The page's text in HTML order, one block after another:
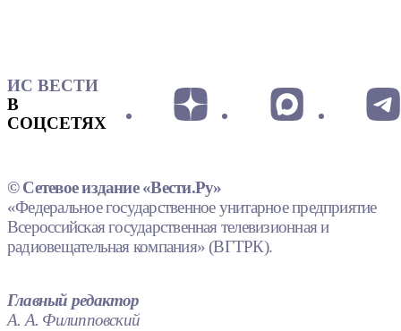
ИС ВЕСТИ
В
СОЦСЕТЯХ
© Сетевое издание «Вести.Ру»
«Федеральное государственное унитарное предприятие
Всероссийская государственная телевизионная и
радиовещательная компания» (ВГТРК).
Главный редактор
А. А. Филипповский